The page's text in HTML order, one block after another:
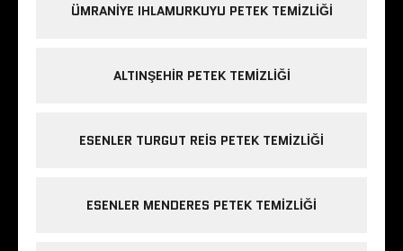
ÜMRANIYE IHLAMURKUYU PETEK TEMIZLIĞI
ALTINŞEHIR PETEK TEMIZLIĞI
ESENLER TURGUT REIS PETEK TEMIZLIĞI
ESENLER MENDERES PETEK TEMIZLIĞI